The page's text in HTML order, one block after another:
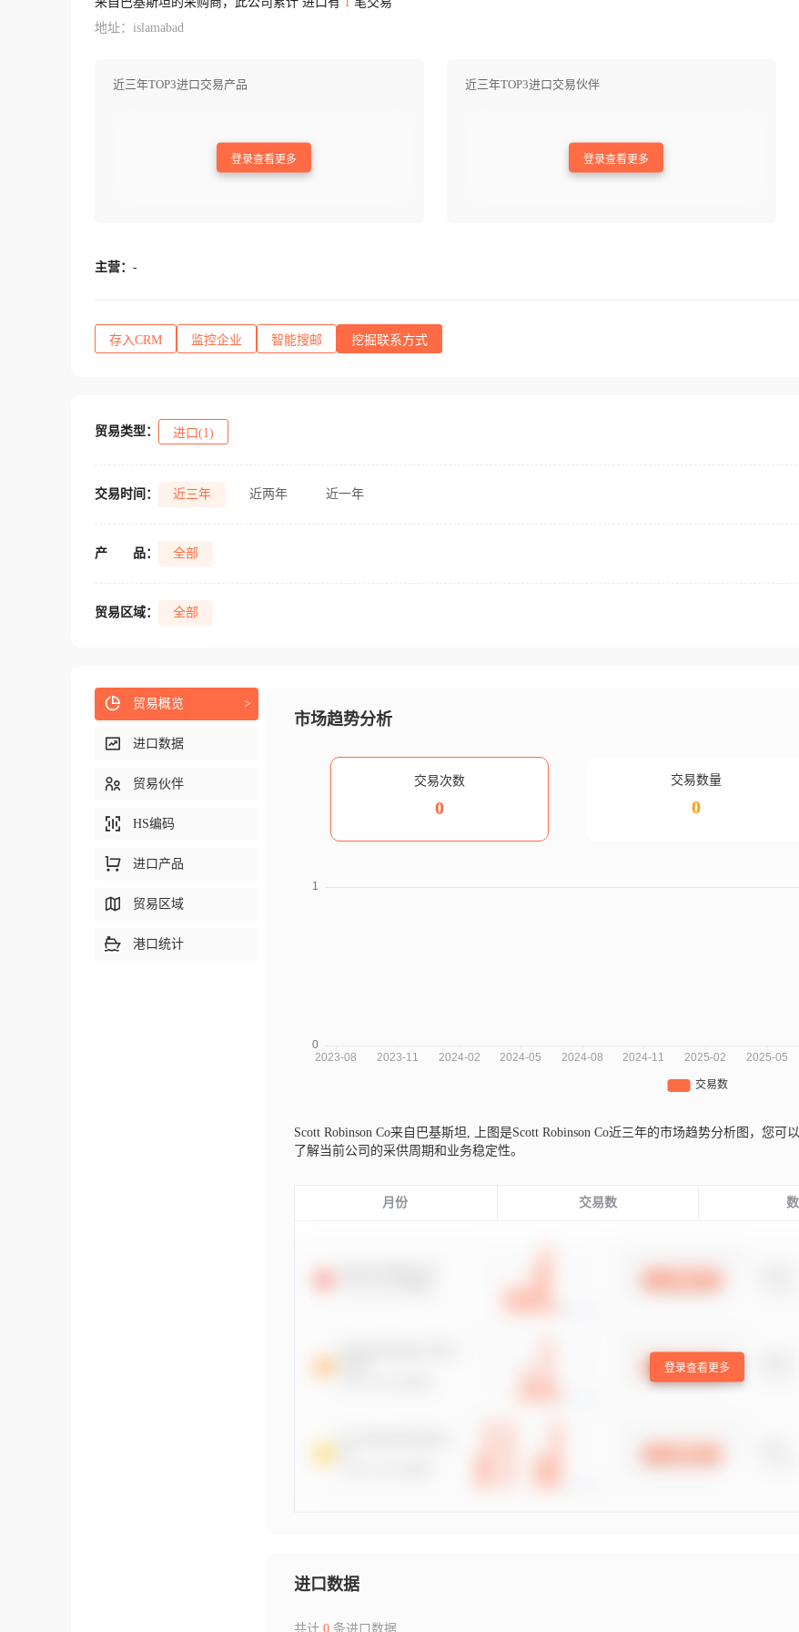
地址：islamabad
近三年TOP3进口交易产品
登录查看更多
近三年TOP3进口交易伙伴
登录查看更多
主营： -
存入CRM 监控企业 智能搜邮 挖掘联系方式
贸易类型： 进口(1)
交易时间： 近三年 近两年 近一年
产 品： 全部
贸易区域： 全部
市场趋势分析
交易次数
0
交易数量
0
Scott Robinson Co来自巴基斯坦,
上图是Scott Robinson Co近三年的市场趋势分析图，您
了解当前公司的采供周期和业务稳定性。
月份 交易数
登录查看更多
进口数据
共计 0条进口数据
贸易概览 >
进口数据
贸易伙伴
HS编码
进口产品
贸易区域
港口统计